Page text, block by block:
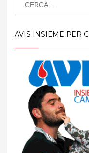
AVIS INSIEME PER